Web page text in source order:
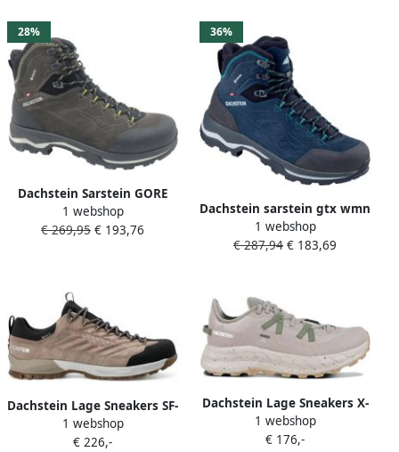
28%
Dachstein Sarstein GORE
TEX Heren Wandelschoenen
EU 42 5 UK 8 5 Donkergrijs
1 webshop
€ 269,95 € 193,76
36%
Dachstein sarstein gtx wmn
Middelhoge
wandelschoenen dames
1 webshop
€ 287,94 € 183,69
Dachstein Lage Sneakers SF-
21 GTX
1 webshop
€ 226,-
Dachstein Lage Sneakers X-
trail 03
1 webshop
€ 176,-